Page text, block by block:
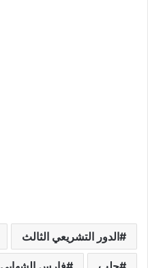
الدور التشريعي الثالث